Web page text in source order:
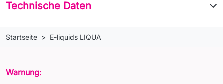
Technische Daten
Startseite E-liquids LIQUA
Warnung: